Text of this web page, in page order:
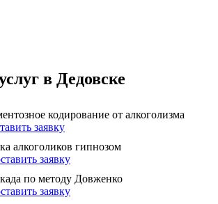
в Дедовске
кодирование от алкоголизма
заявку
алкоголиков гипнозом
заявку
по методу Довженко
заявку